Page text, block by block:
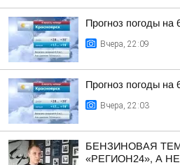
Прогноз погоды на
Вчера, 22:09
Прогноз погоды на
Вчера, 22:03
БЕНЗИНОВАЯ
«РЕГИОН24», А